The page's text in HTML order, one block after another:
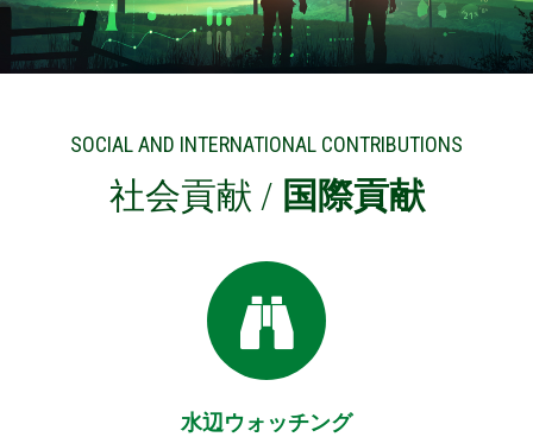
SOCIAL AND INTERNATIONAL CONTRIBUTIONS
社会貢献 / 国際貢献
水辺ウォッチング